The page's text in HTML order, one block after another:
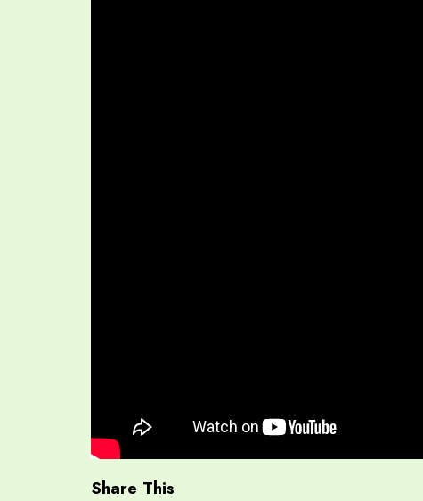
Share This